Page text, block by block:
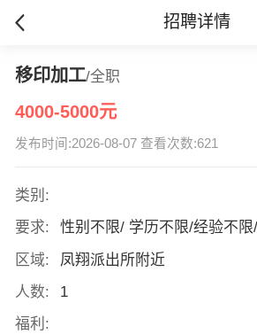
招聘详情
移印加工/全职
4000-5000元
发布时间:2026-08-07 查看次数:621
类别:
要求:
性别不限/ 学历不限/经验不
区域:
凤翔派出所附近
人数:
1
福利: